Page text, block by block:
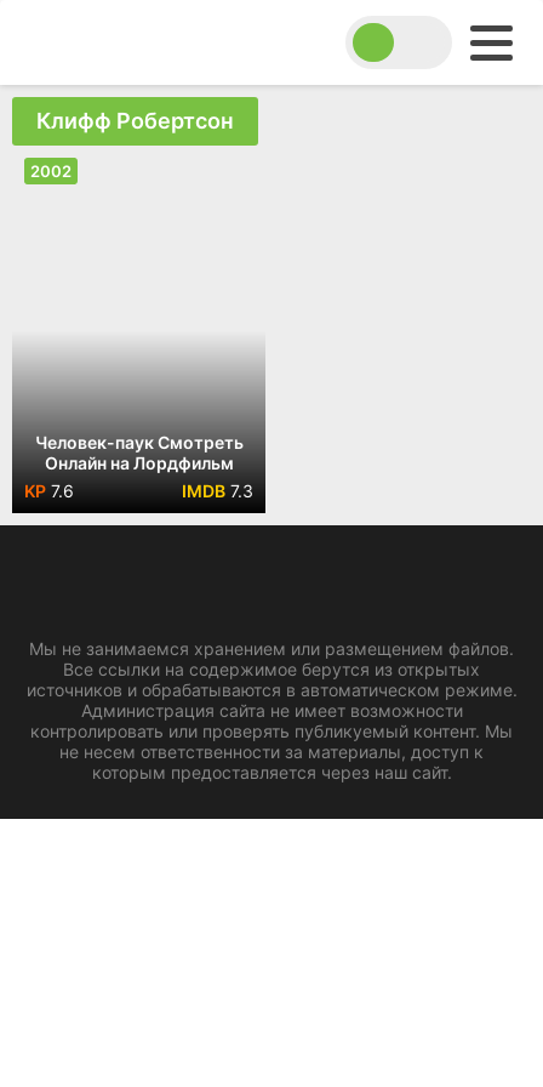
Клифф Робертсон
Человек-паук Смотреть
Онлайн на Лордфильм
7.6
7.3
2002
Мы не занимаемся хранением или размещением файлов.
Все ссылки на содержимое берутся из открытых
источников и обрабатываются в автоматическом режиме.
Администрация сайта не имеет возможности
контролировать или проверять публикуемый контент. Мы
не несем ответственности за материалы, доступ к
которым предоставляется через наш сайт.